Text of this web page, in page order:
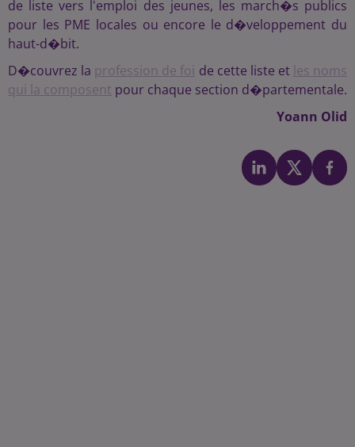
de liste vers l'emploi des jeunes, les march�s publics
pour les PME locales ou encore le d�veloppement du
haut-d�bit.
D�couvrez la profession de foi de cette liste et les noms
qui la composent pour chaque section d�partementale.
Yoann Olid